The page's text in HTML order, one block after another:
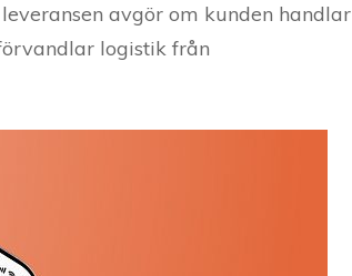
avgör om kunden handlar
logistik från